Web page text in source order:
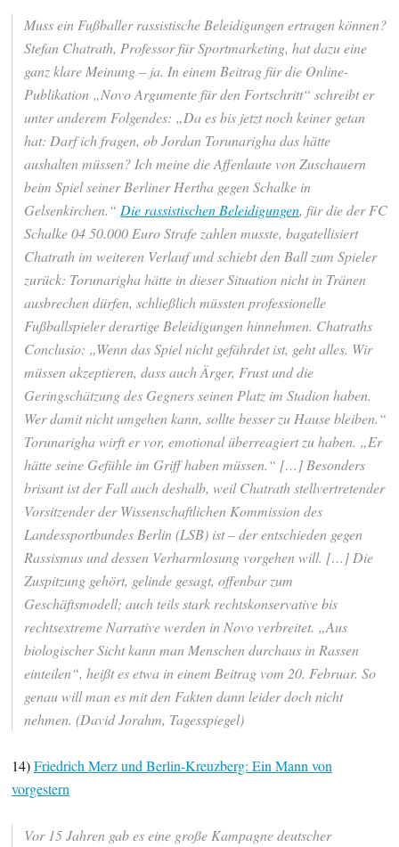
Muss ein Fußballer rassistische Beleidigungen ertragen können?
Stefan Chatrath, Professor für Sportmarketing, hat dazu eine
ganz klare Meinung – ja. In einem Beitrag für die Online-
Publikation „Novo Argumente für den Fortschritt“ schreibt er
unter anderem Folgendes: „Da es bis jetzt noch keiner getan
hat: Darf ich fragen, ob Jordan Torunarigha das hätte
aushalten müssen? Ich meine die Affenlaute von Zuschauern
beim Spiel seiner Berliner Hertha gegen Schalke in
Gelsenkirchen.“ Die rassistischen Beleidigungen, für die der FC
Schalke 04 50.000 Euro Strafe zahlen musste, bagatellisiert
Chatrath im weiteren Verlauf und schiebt den Ball zum Spieler
zurück: Torunarigha hätte in dieser Situation nicht in Tränen
ausbrechen dürfen, schließlich müssten professionelle
Fußballspieler derartige Beleidigungen hinnehmen. Chatraths
Conclusio: „Wenn das Spiel nicht gefährdet ist, geht alles. Wir
müssen akzeptieren, dass auch Ärger, Frust und die
Geringschätzung des Gegners seinen Platz im Stadion haben.
Wer damit nicht umgehen kann, sollte besser zu Hause bleiben.“
Torunarigha wirft er vor, emotional überreagiert zu haben. „Er
hätte seine Gefühle im Griff haben müssen.“ […] Besonders
brisant ist der Fall auch deshalb, weil Chatrath stellvertretender
Vorsitzender der Wissenschaftlichen Kommission des
Landessportbundes Berlin (LSB) ist – der entschieden gegen
Rassismus und dessen Verharmlosung vorgehen will. […] Die
Zuspitzung gehört, gelinde gesagt, offenbar zum
Geschäftsmodell; auch teils stark rechtskonservative bis
rechtsextreme Narrative werden in Novo verbreitet. „Aus
biologischer Sicht kann man Menschen durchaus in Rassen
einteilen“, heißt es etwa in einem Beitrag vom 20. Februar. So
genau will man es mit den Fakten dann leider doch nicht
nehmen. (David Jorahm, Tagesspiegel)
14)Friedrich Merz und Berlin-Kreuzberg: Ein Mann von
vorgestern
Vor 15 Jahren gab es eine große Kampagne deutscher